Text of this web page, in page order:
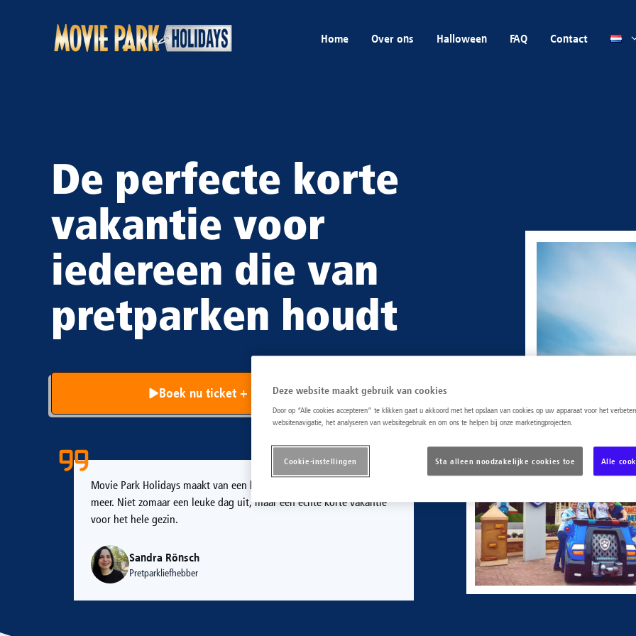
Home Over ons Halloween FAQ Contact
De perfecte korte
vakantie voor
iedereen die van
pretparken houdt
Boek nu ticket + hotel vanaf €69
Movie Park Holidays maakt van een bezoek aan het pretpark net even
meer. Niet zomaar een leuke dag uit, maar een echte korte vakantie
voor het hele gezin.
Sandra Rönsch
Pretparkliefhebber
Deze website maakt gebruik van cookies
Door op “Alle cookies accepteren” te klikken gaat u akkoord met het opslaan van cookies op uw apparaat voor het
websitenavigatie, het analyseren van websitegebruik en om ons te helpen bij onze marketingprojecten.
Sta alleen noodzakelijke cookies toe Alle
Cookie-instellingen